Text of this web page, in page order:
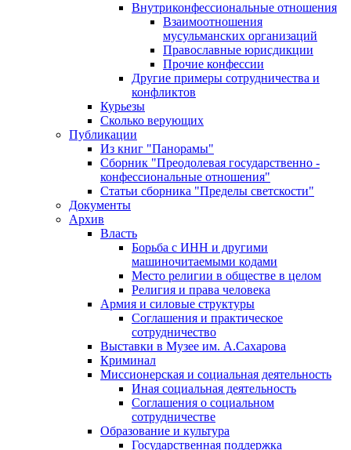
Внутриконфессиональные отношения
Взаимоотношения
мусульманских организаций
Православные юрисдикции
Прочие конфессии
Другие примеры сотрудничества и
конфликтов
Курьезы
Сколько верующих
Публикации
Из книг "Панорамы"
Сборник "Преодолевая государственно -
конфессиональные отношения"
Статьи сборника "Пределы светскости"
Документы
Архив
Власть
Борьба с ИНН и другими
машиночитаемыми кодами
Место религии в обществе в целом
Религия и права человека
Армия и силовые структуры
Соглашения и практическое
сотрудничество
Выставки в Музее им. А.Сахарова
Криминал
Миссионерская и социальная деятельность
Иная социальная деятельность
Соглашения о социальном
сотрудничестве
Образование и культура
Государственная поддержка